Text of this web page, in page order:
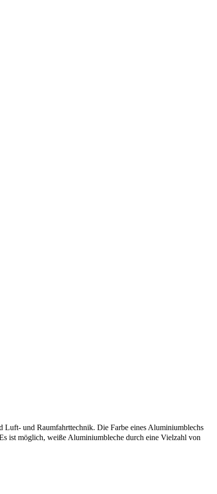
Luft- und Raumfahrttechnik. Die Farbe eines Aluminiumblechs
ist möglich, weiße Aluminiumbleche durch eine Vielzahl von